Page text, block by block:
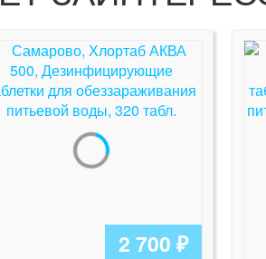
2 700 ₽